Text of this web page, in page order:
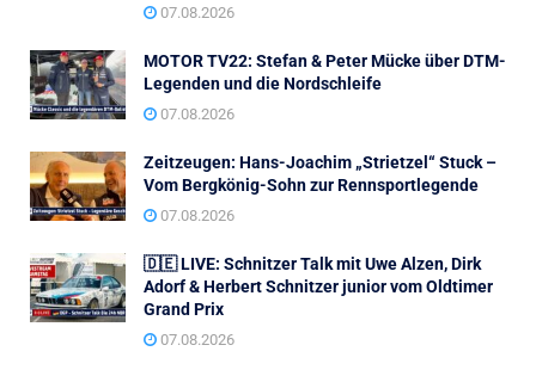
07.08.2026
MOTOR TV22: Stefan & Peter Mücke über DTM-
Legenden und die Nordschleife
07.08.2026
Zeitzeugen: Hans-Joachim „Strietzel“ Stuck –
Vom Bergkönig-Sohn zur Rennsportlegende
07.08.2026
🇩🇪 LIVE: Schnitzer Talk mit Uwe Alzen, Dirk
Adorf & Herbert Schnitzer junior vom Oldtimer
Grand Prix
07.08.2026